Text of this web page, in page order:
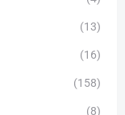
(13)
(16)
(158)
(8)